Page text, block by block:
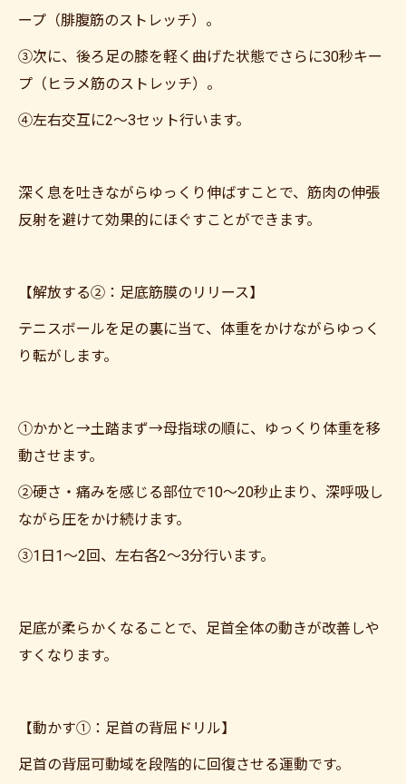
ープ（腓腹筋のストレッチ）。
③次に、後ろ足の膝を軽く曲げた状態でさらに30秒キー
プ（ヒラメ筋のストレッチ）。
④左右交互に2〜3セット行います。
深く息を吐きながらゆっくり伸ばすことで、筋肉の伸張
反射を避けて効果的にほぐすことができます。
【解放する②：足底筋膜のリリース】
テニスボールを足の裏に当て、体重をかけながらゆっく
り転がします。
①かかと→土踏まず→母指球の順に、ゆっくり体重を移
動させます。
②硬さ・痛みを感じる部位で10〜20秒止まり、深呼吸し
ながら圧をかけ続けます。
③1日1〜2回、左右各2〜3分行います。
足底が柔らかくなることで、足首全体の動きが改善しや
すくなります。
【動かす①：足首の背屈ドリル】
足首の背屈可動域を段階的に回復させる運動です。